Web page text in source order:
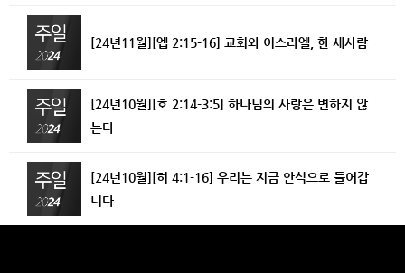
[24년11월][엡 2:15-16] 교회와 이스라엘, 한 새사람
[24년10월][호 2:14-3:5] 하나님의 사랑은 변하지 않
는다
[24년10월][히 4:1-16] 우리는 지금 안식으로 들어갑
니다